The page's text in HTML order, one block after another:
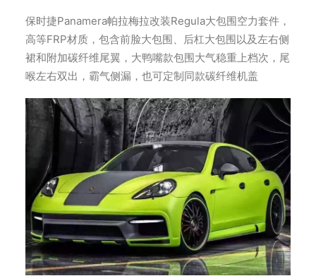
保时捷Panamera帕拉梅拉改装Regula大包围空力套件，
高等FRP材质，包含前脸大包围、后杠大包围以及左右侧
裙和附加碳纤维尾翼，大鸭嘴款包围大气稳重上档次，尾
喉左右双出，霸气侧漏，也可定制同款碳纤维机盖